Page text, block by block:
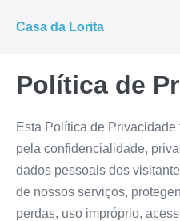
para
conteúdo
Casa da Lorita
Política de
Esta Política de
pela confidencialidade,
dados pessoais dos
de nossos serviços,
perdas, uso impróprio,